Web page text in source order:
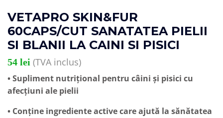
VETAPRO SKIN&FUR
60CAPS/CUT SANATATEA PIELII
SI BLANII LA CAINI SI PISICI
54 lei (TVA inclus)
• Supliment nutrițional pentru câini și pisici cu
afecțiuni ale pielii
• Conține ingrediente active care ajută la sănătatea